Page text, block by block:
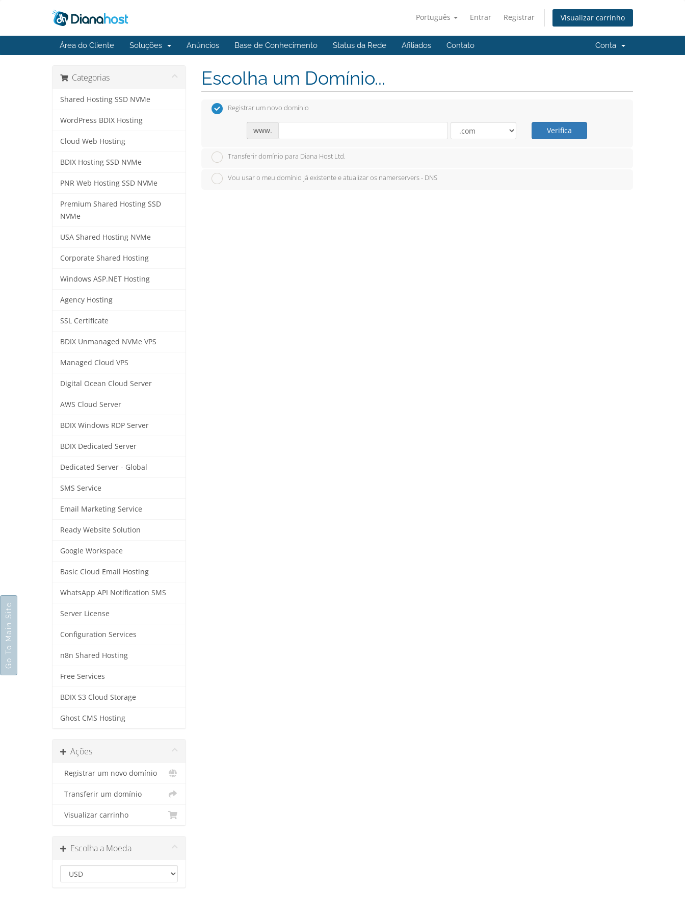
Português Entrar Registrar Visualizar carrinho
Área do Cliente Soluções Anúncios Base de Conhecimento Status da Rede Afiliados Contato Conta
Categorias
Shared Hosting SSD NVMe
WordPress BDIX Hosting
Cloud Web Hosting
BDIX Hosting SSD NVMe
PNR Web Hosting SSD NVMe
Premium Shared Hosting SSD
NVMe
USA Shared Hosting NVMe
Corporate Shared Hosting
Windows ASP.NET Hosting
Agency Hosting
SSL Certificate
BDIX Unmanaged NVMe VPS
Managed Cloud VPS
Digital Ocean Cloud Server
AWS Cloud Server
BDIX Windows RDP Server
BDIX Dedicated Server
Dedicated Server - Global
SMS Service
Email Marketing Service
Ready Website Solution
Google Workspace
Basic Cloud Email Hosting
WhatsApp API Notification SMS
Server License
Configuration Services
n8n Shared Hosting
Free Services
BDIX S3 Cloud Storage
Ghost CMS Hosting
Ações
Registrar um novo domínio
Transferir um domínio
Visualizar carrinho
Escolha a Moeda
Escolha um Domínio...
Registrar um novo domínio
www. Verifica
Transferir domínio para Diana Host Ltd.
Vou usar o meu domínio já existente e atualizar os namerservers - DNS
Go To Main Site